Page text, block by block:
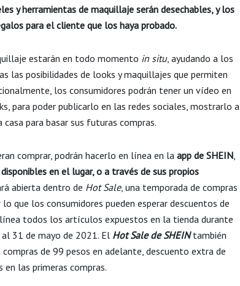
y herramientas de maquillaje serán desechables, y los
para el cliente que los haya probado.
estarán en todo momento in situ, ayudando a los
las posibilidades de looks y maquillajes que permiten
los consumidores podrán tener un vídeo en
para poder publicarlo en las redes sociales, mostrarlo a
para basar sus futuras compras.
comprar, podrán hacerlo en línea en la app de SHEIN,
en el lugar, o a través de sus propios
abierta dentro de Hot Sale, una temporada de compras
que los consumidores pueden esperar descuentos de
todos los artículos expuestos en la tienda durante
31 de mayo de 2021. El Hot Sale de SHEIN también
compras de 99 pesos en adelante, descuento extra de
en las primeras compras.